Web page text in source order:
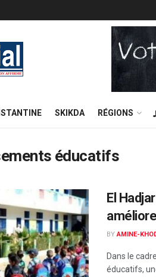
SKIKDA RÉGIONS
éducatifs
El
BY AMINE-
Dans le
éducatifs,